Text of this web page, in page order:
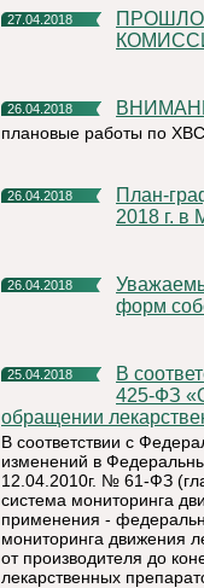
27.04.2018
ПРОШЛО ЗАСЕДАНИЕ АНТИТЕРРОРИСТИЧЕСКОЙ
26.04.2018
плановые работы по ХВС
26.04.2018
План-график акции «День открытых дверей» с 1 по 31 мая
2018 г. в
26.04.2018
Уважаемые руководители организаций и предприятий всех
форм
25.04.2018
В соответствии с Федеральным законом от 28.12.2017г. №
425-ФЗ
обращении
В соответствии с
изменений в
12.04.2010г. № 61-ФЗ
система мониторинга
применения -
мониторинга движения
от производителя до
лекарственных